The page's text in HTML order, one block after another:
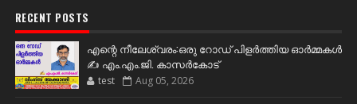
RECENT POSTS
എന്റെ നീലേശ്വരം:ഒരു റോഡ് പിളർത്തിയ ഓർമ്മകൾ
✍️ എം.എം.ജി. കാസർകോട്
test Aug 05, 2026